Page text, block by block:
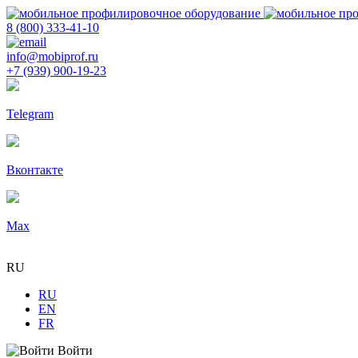
8 (800) 333-41-10
info@mobiprof.ru
+7 (939) 900-19-23
Telegram
Вконтакте
Max
RU
RU
EN
FR
Войти